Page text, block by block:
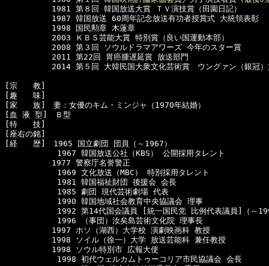
1981 第８回 韓国放送大賞 ＴＶ演技賞（田園日記）
1987 韓国放送 60周年記念放送有功者授賞式 大統領表彰
1998 国民勲章 木蓮章
2003 ＫＢＳ芸能大賞 特別賞（良い国運動本部）
2008 第３回 ソウルドラマアワーズ 今年のスター賞
2011 第22回 胃癌腫遅延賞 放送部門
2014 第５回 大韓民国大衆文化芸術賞　ウングァン（銀冠）
[宗　　教]
[趣　　味]
[家　　族]　妻：女優のキム・ミンジャ（1970年結婚）
[血 液 型]　Ｂ型
[特　　技]
[座右の銘]
[経　　歴]　1965 国立劇団 団員（～1967）
      　　　1967 韓国放送公社（KBS） 公開採用タレント
1977 警察庁名誉警正
      　　　1969 文化放送（MBC） 特別採用タレント
      　　　1981 韓国福祉財団 後援会 会長
      　　　1985 劇団 現代芸術劇場 代表
      　　　1990 韓国地域社会教育中央協議会 理事
　　　1992 第14代国会議員 [統一国民党 比例代表議員]（～
      　　　1996 （事団）汝矣島芸術文化院 理事長
1997 ホソ（湖西）大学校 演劇映画科 教授
1998 ソイル（徐一）大学 放送芸能科 兼任教授
1998 ソウル特別市 広報大使
      　　　1998 初代ウェルカムトゥーコリア市民協議会 会長